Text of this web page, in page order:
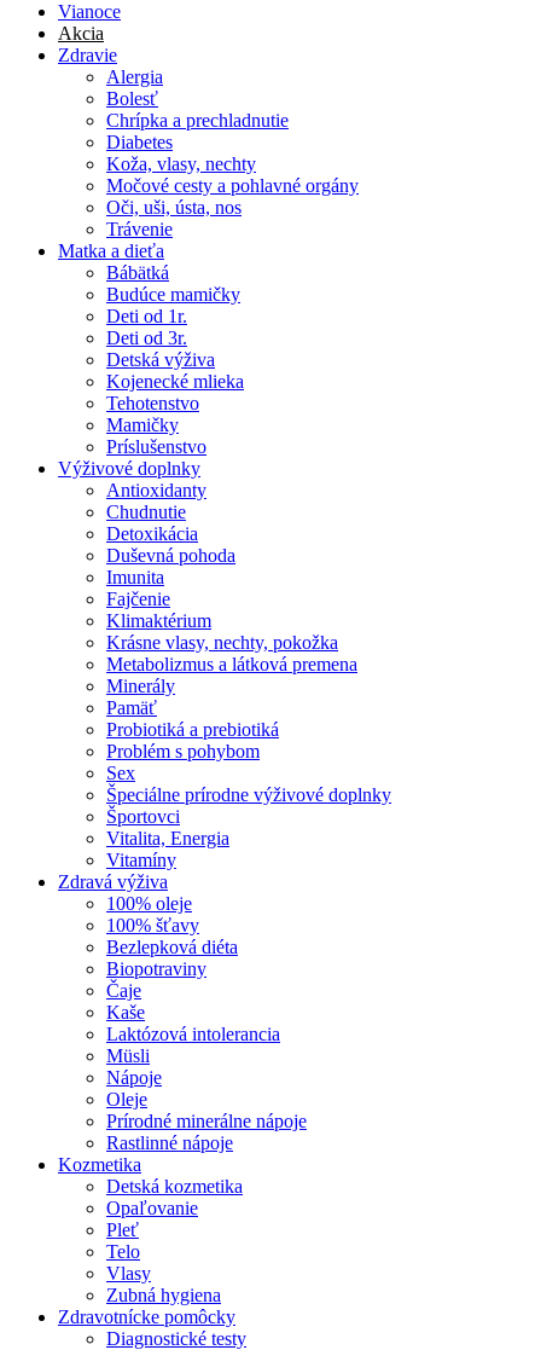
Vianoce
Akcia
Zdravie
Alergia
Bolesť
Chrípka a prechladnutie
Diabetes
Koža, vlasy, nechty
Močové cesty a pohlavné orgány
Oči, uši, ústa, nos
Trávenie
Matka a dieťa
Bábätká
Budúce mamičky
Deti od 1r.
Deti od 3r.
Detská výživa
Kojenecké mlieka
Tehotenstvo
Mamičky
Príslušenstvo
Výživové doplnky
Antioxidanty
Chudnutie
Detoxikácia
Duševná pohoda
Imunita
Fajčenie
Klimaktérium
Krásne vlasy, nechty, pokožka
Metabolizmus a látková premena
Minerály
Pamäť
Probiotiká a prebiotiká
Problém s pohybom
Sex
Špeciálne prírodne výživové doplnky
Športovci
Vitalita, Energia
Vitamíny
Zdravá výživa
100% oleje
100% šťavy
Bezlepková diéta
Biopotraviny
Čaje
Kaše
Laktózová intolerancia
Müsli
Nápoje
Oleje
Prírodné minerálne nápoje
Rastlinné nápoje
Kozmetika
Detská kozmetika
Opaľovanie
Pleť
Telo
Vlasy
Zubná hygiena
Zdravotnícke pomôcky
Diagnostické testy